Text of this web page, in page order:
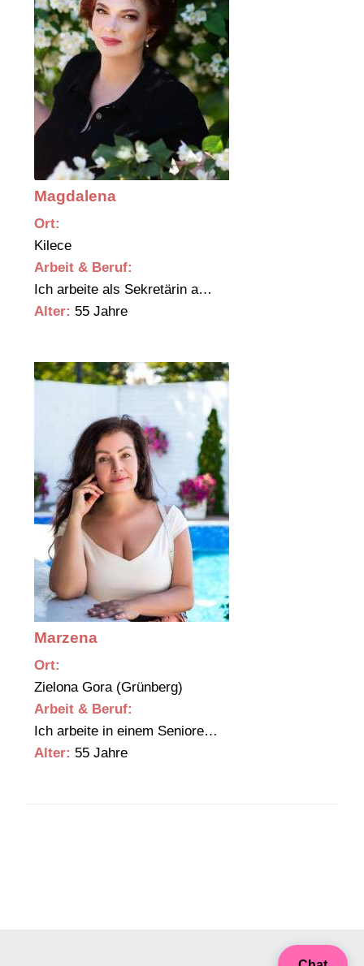
Magdalena
Ort:
Kilece
Arbeit & Beruf:
Ich arbeite als Sekretärin a…
Alter: 55 Jahre
Marzena
Ort:
Zielona Gora (Grünberg)
Arbeit & Beruf:
Ich arbeite in einem Seniore…
Alter: 55 Jahre